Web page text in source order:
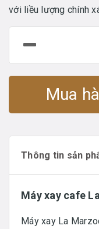
với liều lượng chính
Mua
Thông tin sản
Máy xay cafe
Máy xay La